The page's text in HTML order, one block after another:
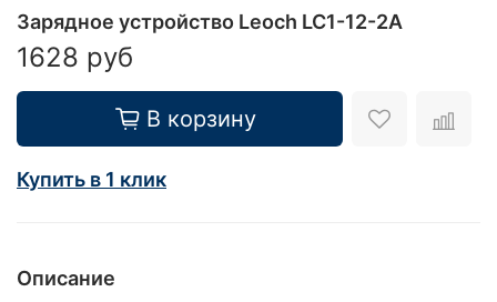
Зарядное устройство Leoch LC1-12-2A
1628 руб
В корзину
Купить в 1 клик
Описание